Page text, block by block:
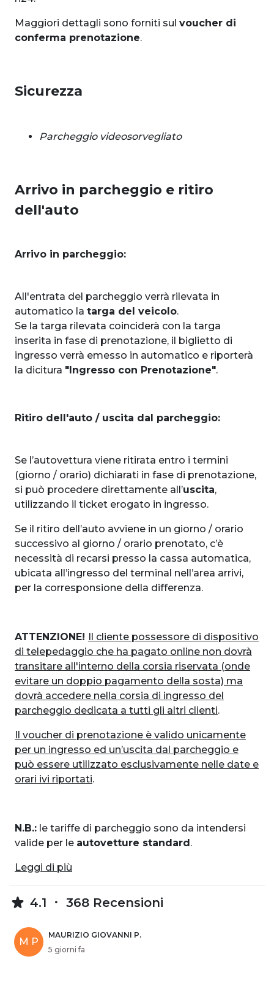
Maggiori dettagli sono forniti sul voucher di
conferma prenotazione.
Sicurezza
Parcheggio videosorvegliato
Arrivo in parcheggio e ritiro
dell'auto
Arrivo in parcheggio:
All'entrata del parcheggio verrà rilevata in
automatico la targa del veicolo.
Se la targa rilevata coinciderà con la targa
inserita in fase di prenotazione, il biglietto di
ingresso verrà emesso in automatico e riporterà
la dicitura "Ingresso con Prenotazione".
Ritiro dell'auto / uscita dal parcheggio:
Se l’autovettura viene ritirata entro i termini
(giorno / orario) dichiarati in fase di prenotazione,
si può procedere direttamente all’uscita,
utilizzando il ticket erogato in ingresso.
Se il ritiro dell’auto avviene in un giorno / orario
successivo al giorno / orario prenotato, c’è
necessità di recarsi presso la cassa automatica,
ubicata all’ingresso del terminal nell’area arrivi,
per la corresponsione della differenza.
ATTENZIONE! Il cliente possessore di dispositivo
di telepedaggio che ha pagato online non dovrà
transitare all'interno della corsia riservata (onde
evitare un doppio pagamento della sosta) ma
dovrà accedere nella corsia di ingresso del
parcheggio dedicata a tutti gli altri clienti.
Il voucher di prenotazione è valido unicamente
per un ingresso ed un’uscita dal parcheggio e
può essere utilizzato esclusivamente nelle date e
orari ivi riportati.
N.B.: le tariffe di parcheggio sono da intendersi
valide per le autovetture standard.
Leggi di più
4.1 368 Recensioni
M P
MAURIZIO GIOVANNI P.
5 giorni fa